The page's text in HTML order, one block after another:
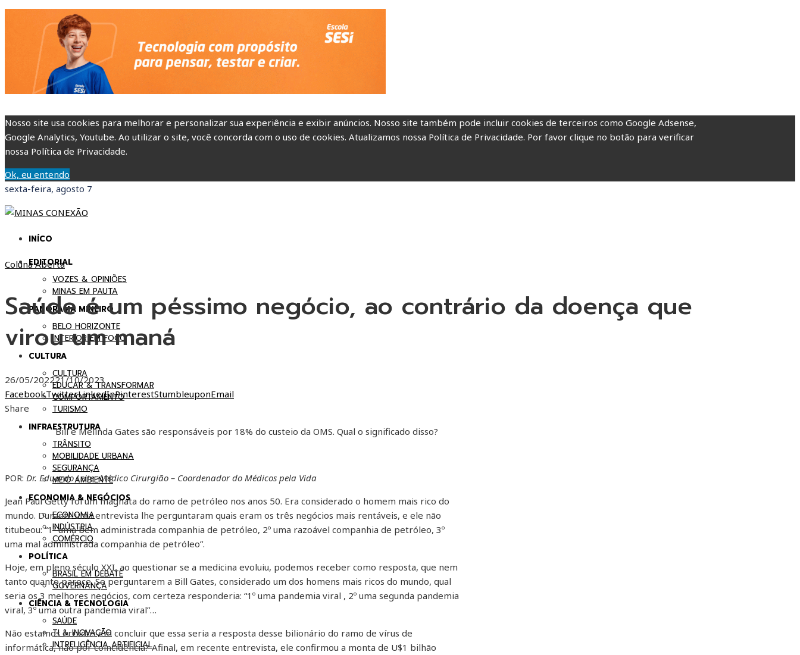
Nosso site usa cookies para melhorar e personalizar sua experiência e exibir anúncios. Nosso site também pode incluir cookies de terceiros como Google Adsense,
Google Analytics, Youtube. Ao utilizar o site, você concorda com o uso de cookies. Atualizamos nossa Política de Privacidade. Por favor clique no botão para verificar
nossa Política de Privacidade.
Ok, eu entendo
sexta-feira, agosto 7
INÍCO
EDITORIAL
VOZES & OPINIÕES
MINAS EM PAUTA
PANORAMA MINEIRO
BELO HORIZONTE
INTERIOR EM FOCO
CULTURA
CULTURA
EDUCAR & TRANSFORMAR
COMPORTAMENTO
TURISMO
INFRAESTRUTURA
TRÂNSITO
MOBILIDADE URBANA
SEGURANÇA
MEIO AMBIENTE
ECONOMIA & NEGÓCIOS
ECONOMIA
INDÚSTRIA
COMÉRCIO
POLÍTICA
BRASIL EM DEBATE
GOVERNANÇA
CIÊNCIA & TECNOLOGIA
SAÚDE
TI & INOVAÇÃO
INTRELIGÊNCIA ARTIFICIAL
Coluna Aberta
Saúde é um péssimo negócio, ao contrário da doença que
virou um maná
26/05/202221/10/2023
FacebookTwitterLinkedInPinterestStumbleuponEmail
Share
Bill e Melinda Gates são responsáveis por 18% do custeio da OMS. Qual o significado disso?
POR: Dr. Eduardo Leite -Médico Cirurgião – Coordenador do Médicos pela Vida
Jean Paul Getty foi um magnata do ramo de petróleo nos anos 50. Era considerado o homem mais rico do
mundo. Durante uma entrevista lhe perguntaram quais eram os três negócios mais rentáveis, e ele não
titubeou: “1º uma bem administrada companhia de petróleo, 2º uma razoável companhia de petróleo, 3º
uma mal administrada companhia de petróleo”.
Hoje, em pleno século XXI, ao questionar se a medicina evoluiu, podemos receber como resposta, que nem
tanto quanto parece. Se perguntarem a Bill Gates, considerado um dos homens mais ricos do mundo, qual
seria os 3 melhores negócios, com certeza responderia: “1º uma pandemia viral , 2º uma segunda pandemia
viral, 3º uma outra pandemia viral”…
Não estamos errados em concluir que essa seria a resposta desse bilionário do ramo de vírus de
informática, não por coincidência? Afinal, em recente entrevista, ele confirmou a monta de U$1 bilhão